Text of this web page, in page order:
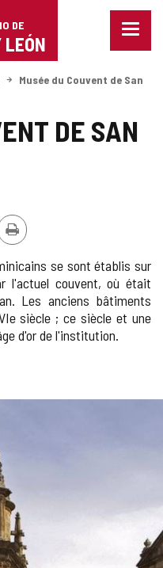
DE
Menu
les
Musée du Couvent de San
DE SAN
Imprimer
se sont établis sur
l'actuel couvent, où était
Les anciens bâtiments
siècle ; ce siècle et une
d'or de l'institution.